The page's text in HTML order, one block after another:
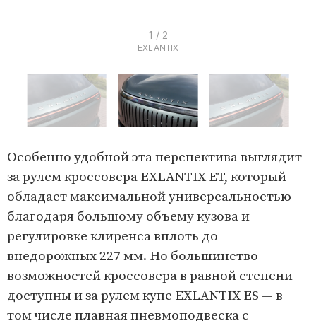
f
2
1 / 2
EXLANTIX
t
e
m
1
o
f
2
Особенно удобной эта перспектива выглядит
за рулем кроссовера EXLANTIX ET, который
обладает максимальной универсальностью
благодаря большому объему кузова и
регулировке клиренса вплоть до
внедорожных 227 мм. Но большинство
возможностей кроссовера в равной степени
доступны и за рулем купе EXLANTIX ES — в
том числе плавная пневмоподвеска с